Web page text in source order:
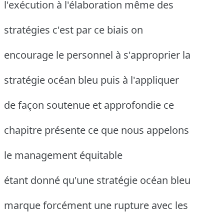
l'exécution à l'élaboration même des
stratégies c'est par ce biais on
encourage le personnel à s'approprier la
stratégie océan bleu puis à l'appliquer
de façon soutenue et approfondie ce
chapitre présente ce que nous appelons
le management équitable
étant donné qu'une stratégie océan bleu
marque forcément une rupture avec les